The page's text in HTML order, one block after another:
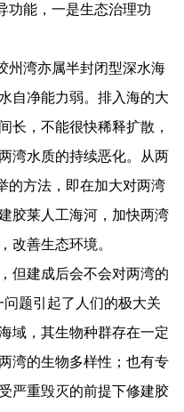
功能，一是生态治理功
州湾亦属半封闭型深水海
自净能力弱。排入海的大
长，不能很快稀释扩散，
湾水质的持续恶化。从两
的方法，即在加大对两湾
胶莱人工海河，加快两湾
改善生态环境。
但建成后会不会对两湾的
问题引起了人们的极大关
域，其生物种群存在一定
湾的生物多样性；也有专
严重毁灭的前提下修建胶